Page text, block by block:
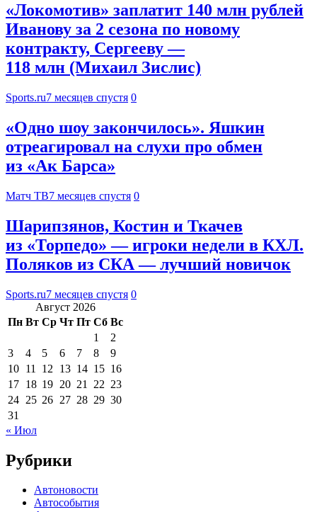
«Локомотив» заплатит 140 млн рублей
Иванову за 2 сезона по новому
контракту, Сергееву —
118 млн (Михаил Зислис)
Sports.ru7 месяцев спустя 0
«Одно шоу закончилось». Яшкин
отреагировал на слухи про обмен
из «Ак Барса»
Матч ТВ7 месяцев спустя 0
Шарипзянов, Костин и Ткачев
из «Торпедо» — игроки недели в КХЛ.
Поляков из СКА — лучший новичок
Sports.ru7 месяцев спустя 0
Август 2026
Пн Вт Ср Чт Пт Сб Вс
1
2
3
4 5 6 7 8
9
10 11 12 13 14 15 16
17 18 19 20 21 22 23
24 25 26 27 28 29 30
31
« Июл
Рубрики
Автоновости
Автособытия